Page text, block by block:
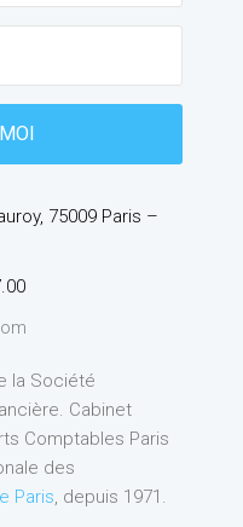
75009 Paris –
la Société
Cabinet
Comptables Paris
des
Paris, depuis 1971.